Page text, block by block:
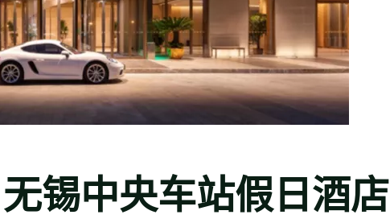
无锡中央车站假日酒店